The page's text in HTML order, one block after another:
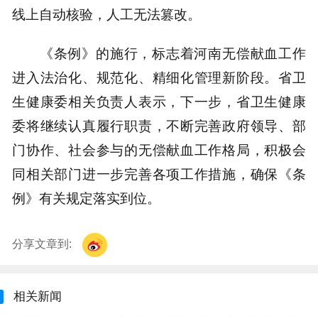
线上自动核验，人工无法篡改。
《条例》的施行，标志着河南无偿献血工作
进入法治化、规范化、精细化管理新阶段。省卫
生健康委相关负责人表示，下一步，省卫生健康
委将继续认真履行职责，不断完善政府领导、部
门协作、社会参与的无偿献血工作格局，积极会
同相关部门进一步完善各项工作措施，确保《条
例》有关规定落实到位。
分享文章到:
相关新闻